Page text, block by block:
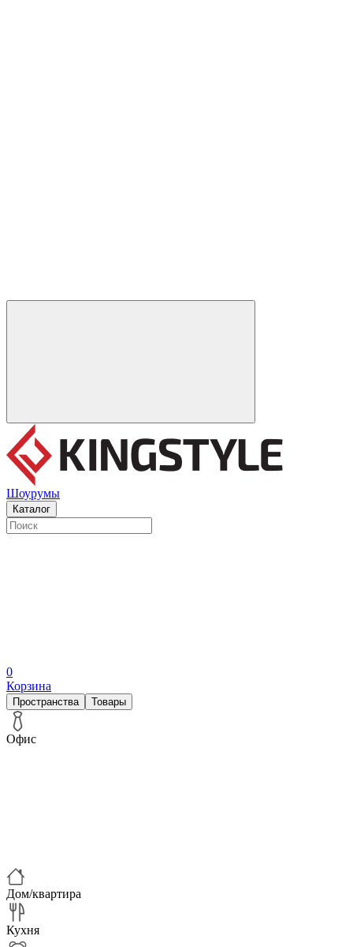
Шоурумы
Каталог
0
Корзина
Пространства Товары
Офис
Дом/квартира
Кухня